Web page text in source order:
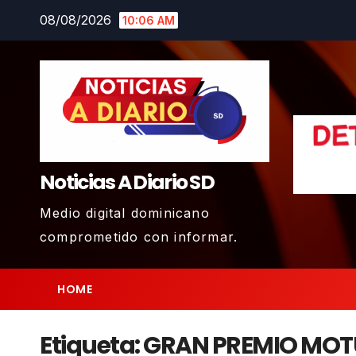
content
08/08/2026 10:06 AM
Noticias A Diario SD
Medio digital dominicano
comprometido con informar.
HOME
Etiqueta:GRAN PREMIO